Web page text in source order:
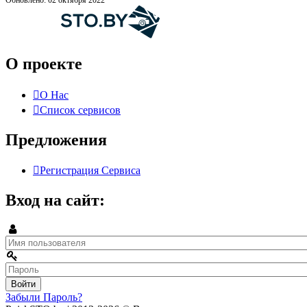
О проекте
О Нас
Список сервисов
Предложения
Регистрация Сервиса
Вход на сайт:
Забыли Пароль?